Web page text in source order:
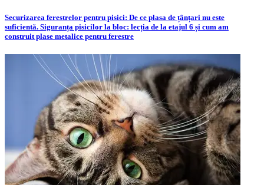
Securizarea ferestrelor pentru pisici: De ce plasa de țânțari nu este
suficientă. Siguranța pisicilor la bloc: lecția de la etajul 6 și cum am
construit plase metalice pentru ferestre